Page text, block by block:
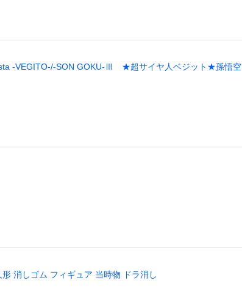
-VEGITO-/-SON GOKU-Ⅲ ★超サイヤ人ベジット★孫悟空
消しゴム フィギュア 当時物 ドラ消し